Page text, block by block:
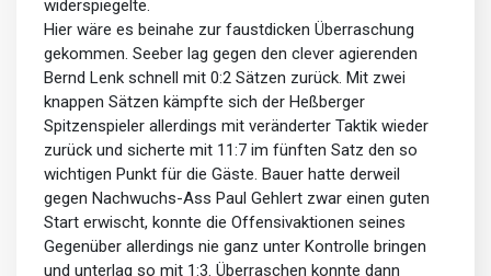
widerspiegelte.
Hier wäre es beinahe zur faustdicken Überraschung
gekommen. Seeber lag gegen den clever agierenden
Bernd Lenk schnell mit 0:2 Sätzen zurück. Mit zwei
knappen Sätzen kämpfte sich der Heßberger
Spitzenspieler allerdings mit veränderter Taktik wieder
zurück und sicherte mit 11:7 im fünften Satz den so
wichtigen Punkt für die Gäste. Bauer hatte derweil
gegen Nachwuchs-Ass Paul Gehlert zwar einen guten
Start erwischt, konnte die Offensivaktionen seines
Gegenüber allerdings nie ganz unter Kontrolle bringen
und unterlag so mit 1:3. Überraschen konnte dann